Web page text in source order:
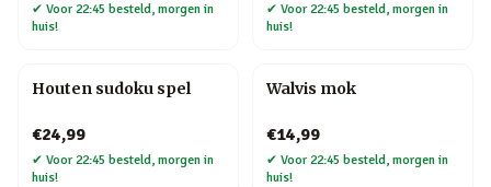
✔ Voor 22:45 besteld, morgen in
huis!
✔ Voor 22:45 besteld, morgen in
huis!
Houten sudoku spel
€24,99
✔ Voor 22:45 besteld, morgen in
huis!
Walvis mok
€14,99
✔ Voor 22:45 besteld, morgen in
huis!